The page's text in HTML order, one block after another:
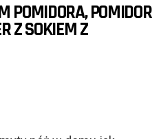
POMIDORA, POMIDOR
Z SOKIEM Z